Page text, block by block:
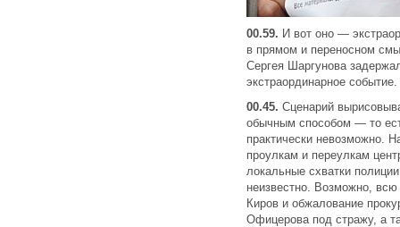
00.59. И вот оно —
в прямом и переносном
Сергея Шаргунова
экстраординарное
00.45. Сценарий
обычным способом — то
практически невозможно.
проулкам и переулкам
локальные схватки
неизвестно. Возможно,
Киров и обжалование
Офицерова под стражу, а